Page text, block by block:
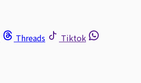
Threads
Tiktok